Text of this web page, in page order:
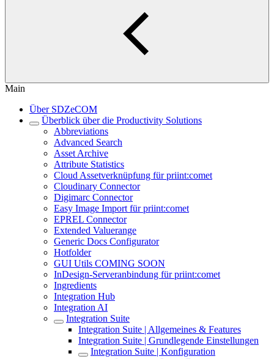
Main
Über SDZeCOM
Überblick über die Productivity Solutions
Abbreviations
Advanced Search
Asset Archive
Attribute Statistics
Cloud Assetverknüpfung für priint:comet
Cloudinary Connector
Digimarc Connector
Easy Image Import für priint:comet
EPREL Connector
Extended Valuerange
Generic Docs Configurator
Hotfolder
GUI Utils COMING SOON
InDesign-Serveranbindung für priint:comet
Ingredients
Integration Hub
Integration AI
Integration Suite
Integration Suite | Allgemeines & Features
Integration Suite | Grundlegende Einstellungen
Integration Suite | Konfiguration